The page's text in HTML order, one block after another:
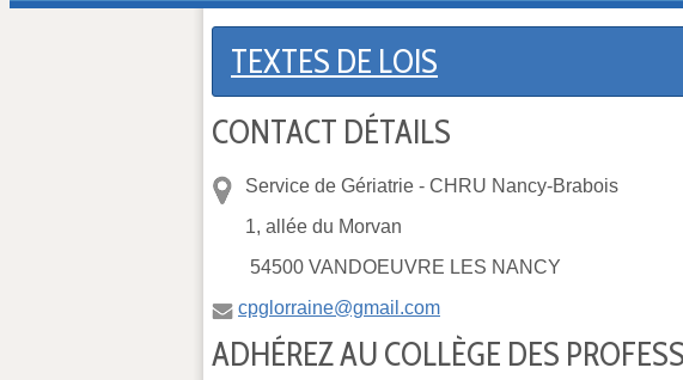
TEXTES DE LOIS
CONTACT DÉTAILS
Service de Gériatrie - CHRU Nancy-Brabois
1, allée du Morvan
54500 VANDOEUVRE LES NANCY
cpglorraine@gmail.com
ADHÉREZ AU COLLÈGE DES